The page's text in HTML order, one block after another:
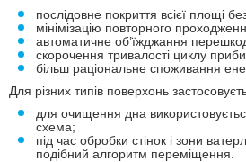
послідовне покриття всієї площі
мінімізацію повторного
автоматичне об’їжджання
скорочення тривалості циклу
більш раціональне споживання
Для різних типів поверхонь
для очищення дна
схема;
під час обробки стінок і зони
подібний алгоритм переміщення.